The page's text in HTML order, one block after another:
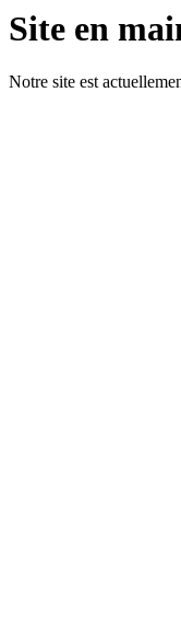
Site en
Notre site est